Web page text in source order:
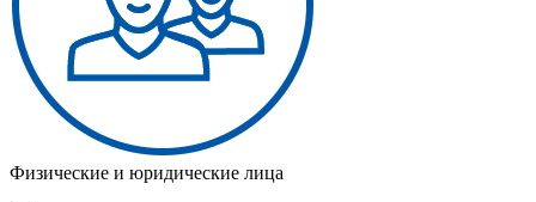
Физические и юридические лица